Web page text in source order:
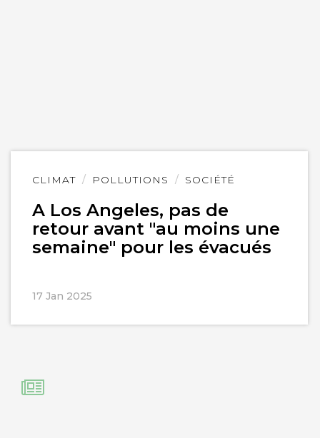
CLIMAT POLLUTIONS SOCIÉTÉ
A Los Angeles, pas de
retour avant "au moins une
semaine" pour les évacués
17 Jan 2025
Lire